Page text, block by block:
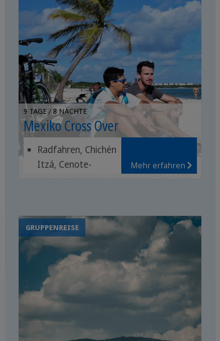
9 TAGE / 8 NÄCHTE
Mexiko Cross Over
Radfahren, Chichén
Itzá, Cenote-
Ruinen
Yucatecan-Essen,
Tequila,
Vogelbeobachtung
Mehr erfahren
GRUPPENREISE